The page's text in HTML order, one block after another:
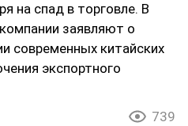
на спад в торговле. В
заявляют о
современных китайских
экспортного
739